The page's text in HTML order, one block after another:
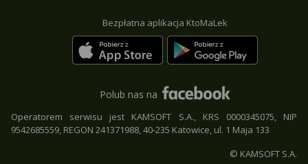
Bezpłatna aplikacja KtoMaLek
Polub nas na
Operatorem serwisu jest KAMSOFT S.A., KRS 0000345075, NIP
9542685559, REGON 241371988, 40-235 Katowice, ul. 1 Maja 133
© KAMSOFT S.A.